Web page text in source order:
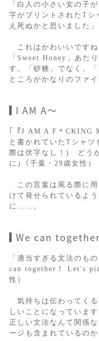
「白人の小さい女の子
字がプリントされたTシ
え死ぬかと思いました
これはかわいいです
「Sweet Honey」あた
す。「砂糖」でなく、
ところがかなりのファイ
I AM A～
｢『I AM A F＊CKING
と書かれていたTシャ
際は伏字なし！) どう
に｣（千葉・29歳女性）
この言葉は罵る際に用
けて発せられているよ
に……。
We can together
「適当すぎる文法のも
can together！ Let's
性）
気持ちは伝わってくる
しいことになっていま
正しい文法なんて関係
ージも含まれているのか